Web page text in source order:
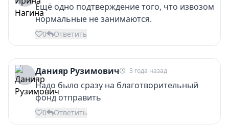
Ещё одно подтверждение того, что извозом
нормальные не занимаются.
0 Ответить
Данияр Рузимович 3 года назад
Надо было сразу на благотворительный
фонд отправить
0 Ответить